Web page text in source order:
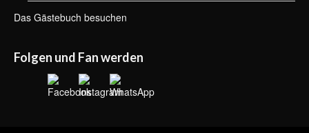
Museum Fundación Juan March in Palma
Das Gästebuch besuchen
Folgen und Fan werden